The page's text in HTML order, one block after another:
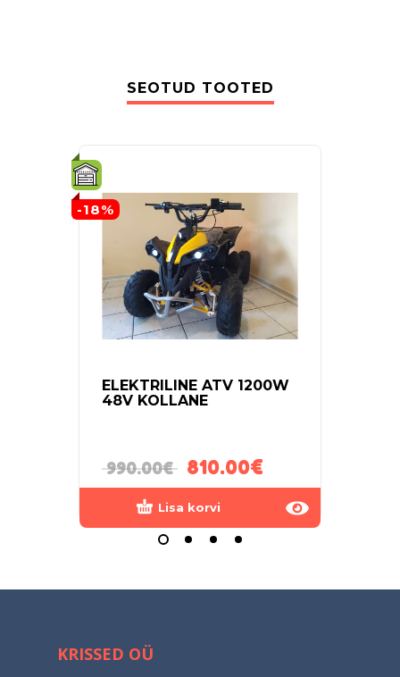
SEOTUD TOOTED
-18%
ELEKTRILINE ATV 1200W
48V KOLLANE
990.00€ 810.00€
Lisa korvi
KRISSED OÜ